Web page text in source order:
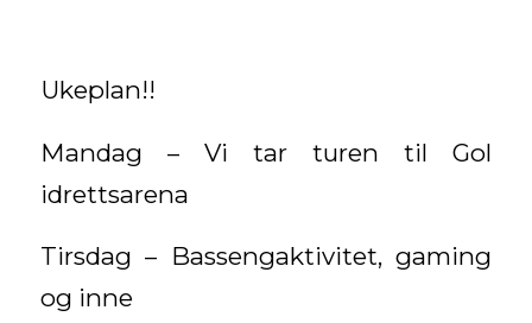
Ukeplan!!
Mandag – Vi tar turen til Gol
idrettsarena
Tirsdag – Bassengaktivitet, gaming
og inne